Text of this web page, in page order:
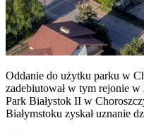
Oddanie do użytku parku w
zadebiutował w tym rejonie
Park Białystok II w
Białymstoku zyskał uznanie